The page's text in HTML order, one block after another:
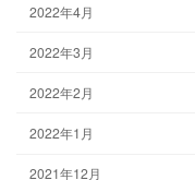
2022年4月
2022年3月
2022年2月
2022年1月
2021年12月